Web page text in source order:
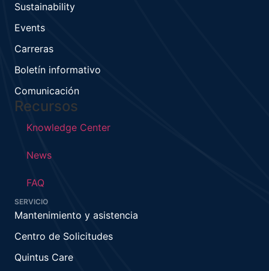
Sustainability
Events
Carreras
Boletín informativo
Comunicación
Recursos
Knowledge Center
News
FAQ
SERVICIO
Mantenimiento y asistencia
Centro de Solicitudes
Quintus Care